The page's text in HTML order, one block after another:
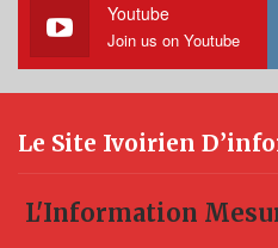
Youtube
Join us on Youtube
Le Site Ivoirien
L'Information